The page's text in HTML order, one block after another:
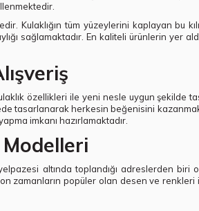
Kulaklığın tüm yüzeylerini kaplayan bu
sağlamaktadır. En kaliteli ürünlerin yer
özellikleri ile yeni nesle uygun şekilde
tasarlanarak herkesin beğenisini
imkanı hazırlamaktadır.
Modelleri
altında toplandığı adreslerden
zamanların popüler olan desen ve renkleri